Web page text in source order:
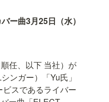
ー曲3月25日（水）
任、以下 当社）が
ンガー）「Yu氏」
スであるライバー